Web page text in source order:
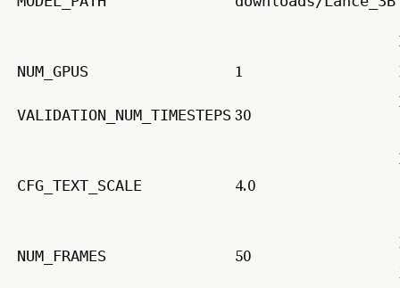
NUM_GPUS 1
VALIDATION_NUM_TIMESTEPS 30
CFG_TEXT_SCALE 4.0
NUM_FRAMES 50